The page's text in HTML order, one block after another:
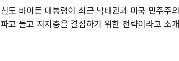
도 바이든 대통령이 최근 낙태권과 미국 민주주
고 들고 지지층을 결집하기 위한 전략이라고 소